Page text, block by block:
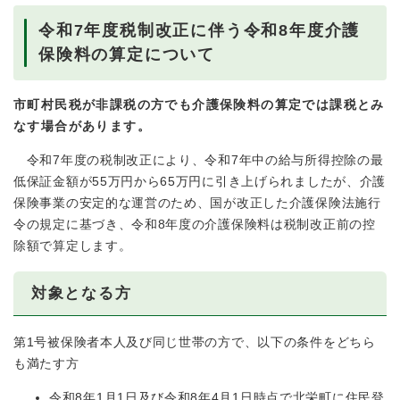
令和7年度税制改正に伴う令和8年度介護
保険料の算定について
市町村民税が非課税の方でも介護保険料の算定では課税とみ
なす場合があります。
令和7年度の税制改正により、令和7年中の給与所得控除の最
低保証金額が55万円から65万円に引き上げられましたが、介護
保険事業の安定的な運営のため、国が改正した介護保険法施行
令の規定に基づき、令和8年度の介護保険料は税制改正前の控
除額で算定します。
対象となる方
第1号被保険者本人及び同じ世帯の方で、以下の条件をどちら
も満たす方
令和8年1月1日及び令和8年4月1日時点で北栄町に住民登